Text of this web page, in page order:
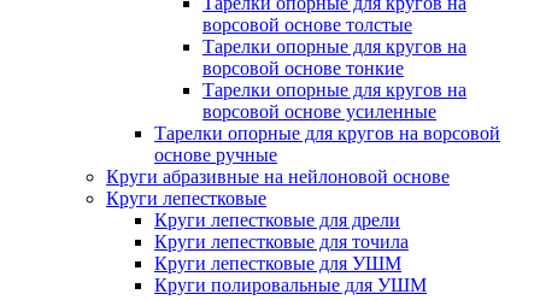
ворсовой основе толстые
Тарелки опорные для кругов на
ворсовой основе тонкие
Тарелки опорные для кругов на
ворсовой основе усиленные
Тарелки опорные для кругов на ворсовой
основе ручные
Круги абразивные на нейлоновой основе
Круги лепестковые
Круги лепестковые для дрели
Круги лепестковые для точила
Круги лепестковые для УШМ
Круги полировальные для УШМ